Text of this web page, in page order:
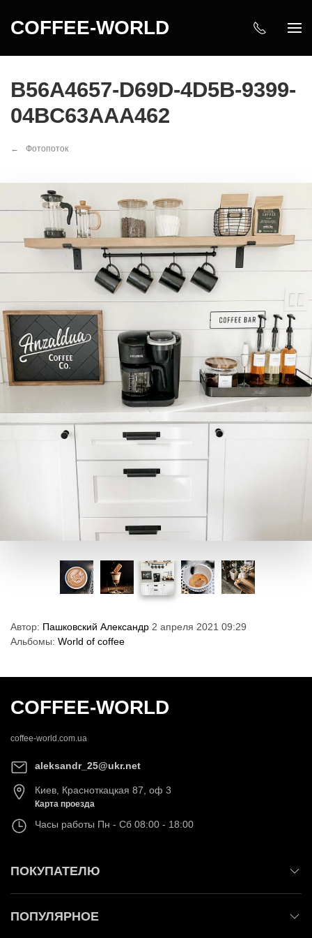
COFFEE-WORLD
B56A4657-D69D-4D5B-9399-
04BC63AAA462
Фотопоток
Автор: Пашковский Александр 2 апреля 2021 09:29
Альбомы: World of coffee
COFFEE-WORLD
coffee-world.com.ua
aleksandr_25@ukr.net
Киев Красноткацкая 87, оф 3
Карта проезда
Часы работы Пн - Сб 08:00 - 18:00
ПОКУПАТЕЛЮ
ПОПУЛЯРНОЕ